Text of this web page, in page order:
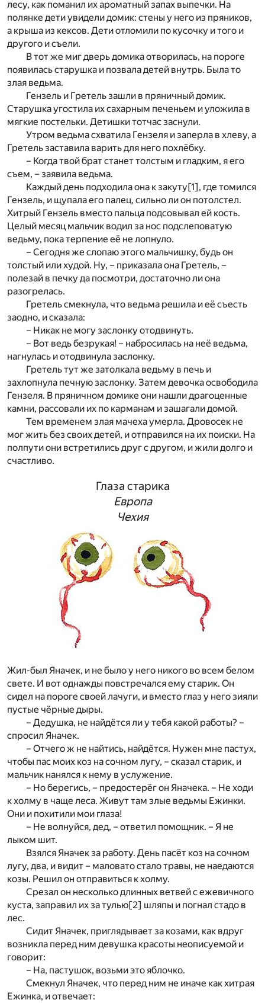
лесу, как поманил их ароматный запах выпечки. На
полянке дети увидели домик: стены у него из пряников,
а крыша из кексов. Дети отломили по кусочку и того и
другого и съели.
В тот же миг дверь домика отворилась, на пороге
появилась старушка и позвала детей внутрь. Была то
злая ведьма.
Гензель и Гретель зашли в пряничный домик.
Старушка угостила их сахарным печеньем и уложила в
мягкие постельки. Детишки тотчас заснули.
Утром ведьма схватила Гензеля и заперла в хлеву, а
Гретель заставила варить для него похлёбку.
– Когда твой брат станет толстым и гладким, я его
съем, – заявила ведьма.
Каждый день подходила она к закуту[1], где томился
Гензель, и щупала его палец, сильно ли он потолстел.
Хитрый Гензель вместо пальца подсовывал ей кость.
Целый месяц мальчик водил за нос подслеповатую
ведьму, пока терпение её не лопнуло.
– Сегодня же слопаю этого мальчишку, будь он
толстый или худой. Ну, – приказала она Гретель, –
полезай в печку да посмотри, достаточно ли она
разогрелась.
Гретель смекнула, что ведьма решила и её съесть
заодно, и сказала:
– Никак не могу заслонку отодвинуть.
– Вот ведь безрукая! – набросилась на неё ведьма,
нагнулась и отодвинула заслонку.
Гретель тут же затолкала ведьму в печь и
захлопнула печную заслонку. Затем девочка освободила
Гензеля. В пряничном домике они нашли драгоценные
камни, рассовали их по карманам и зашагали домой.
Тем временем злая мачеха умерла. Дровосек не
мог жить без своих детей, и отправился на их поиски. На
полпути они встретились друг с другом, и жили долго и
счастливо.
Глаза старика
Европа
Чехия
Жил-был Яначек, и не было у него никого во всем белом
свете. И вот однажды повстречался ему старик. Он
сидел на пороге своей лачуги, и вместо глаз у него зияли
пустые чёрные дыры.
– Дедушка, не найдётся ли у тебя какой работы? –
спросил Яначек.
– Отчего ж не найтись, найдётся. Нужен мне пастух,
чтобы пас моих коз на сочном лугу, – сказал старик, и
мальчик нанялся к нему в услужение.
– Но берегись, – предостерёг он Яначека. – Не ходи
к холму в чаще леса. Живут там злые ведьмы Ежинки.
Они и похитили мои глаза!
– Не волнуйся, дед, – ответил помощник. – Я не
лыком шит.
Взялся Яначек за работу. День пасёт коз на сочном
лугу, два, и видит – маловато стало травы, не наедаются
козы. Решил он отправиться к холму.
Срезал он несколько длинных ветвей с ежевичного
куста, заправил их за тулью[2] шляпы и погнал стадо в
лес.
Сидит Яначек, приглядывает за козами, как вдруг
возникла перед ним девушка красоты неописуемой и
говорит:
– На, пастушок, возьми это яблочко.
Смекнул Яначек, что перед ним не иначе как хитрая
Ежинка, и отвечает: